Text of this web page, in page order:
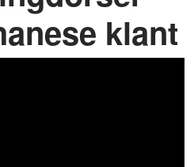
klant